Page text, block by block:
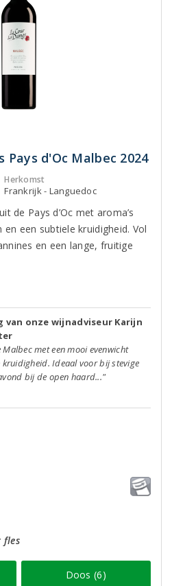
Pays d'Oc Malbec 2024
Herkomst
Frankrijk - Languedoc
de Pays d’Oc met aroma’s
een subtiele kruidigheid. Vol
en een lange, fruitige
van onze wijnadviseur Karijn
Malbec met een mooi evenwicht
Ideaal voor bij stevige
bij de open haard..."
fles
Doos (6)